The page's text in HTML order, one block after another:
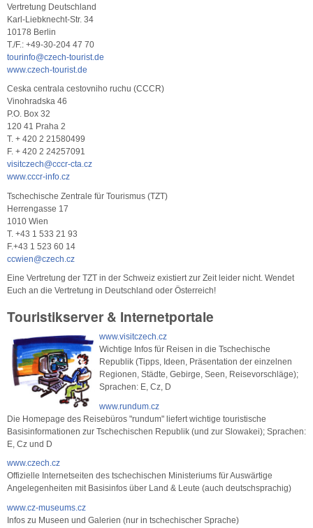
Vertretung Deutschland
Karl-Liebknecht-Str. 34
10178 Berlin
T./F.: +49-30-204 47 70
tourinfo@czech-tourist.de
www.czech-tourist.de
Ceska centrala cestovniho ruchu (CCCR)
Vinohradska 46
P.O. Box 32
120 41 Praha 2
T. + 420 2 21580499
F. + 420 2 24257091
visitczech@cccr-cta.cz
www.cccr-info.cz
Tschechische Zentrale für Tourismus (TZT)
Herrengasse 17
1010 Wien
T. +43 1 533 21 93
F.+43 1 523 60 14
ccwien@czech.cz
Eine Vertretung der TZT in der Schweiz existiert zur Zeit leider nicht. Wendet
Euch an die Vertretung in Deutschland oder Österreich!
Touristikserver & Internetportale
www.visitczech.cz
Wichtige Infos für Reisen in die Tschechische
Republik (Tipps, Ideen, Präsentation der einzelnen
Regionen, Städte, Gebirge, Seen, Reisevorschläge);
Sprachen: E, Cz, D
www.rundum.cz
Die Homepage des Reisebüros "rundum" liefert wichtige touristische
Basisinformationen zur Tschechischen Republik (und zur Slowakei); Sprachen:
E, Cz und D
www.czech.cz
Offizielle Internetseiten des tschechischen Ministeriums für Auswärtige
Angelegenheiten mit Basisinfos über Land & Leute (auch deutschsprachig)
www.cz-museums.cz
Infos zu Museen und Galerien (nur in tschechischer Sprache)